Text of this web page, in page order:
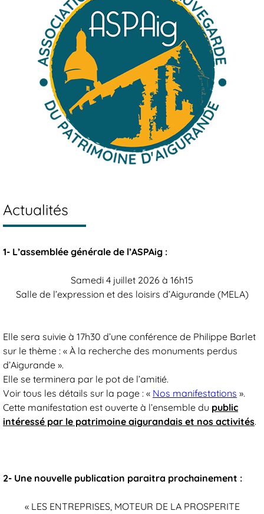
Actualités
1- L’assemblée générale de l’ASPAig :
Samedi 4 juillet 2026 à 16h15
Salle de l’expression et des loisirs d’Aigurande (MELA)
Elle sera suivie à 17h30 d’une conférence de Philippe Barlet
sur le thème : « À la recherche des monuments perdus
d’Aigurande ».
Elle se terminera par le pot de l’amitié.
Voir tous les détails sur la page : « Nos manifestations ».
Cette manifestation est ouverte à l’ensemble du public
intéressé par le patrimoine aigurandais et nos activités.
2- Une nouvelle publication paraitra prochainement :
« LES ENTREPRISES, MOTEUR DE LA PROSPERITE